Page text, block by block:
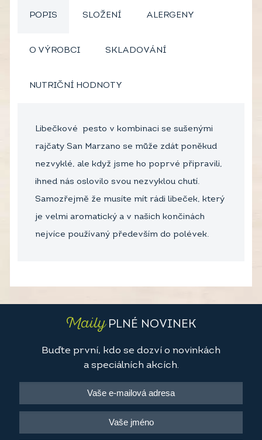
POPIS SLOŽENÍ ALERGENY
O VÝROBCI SKLADOVÁNÍ
NUTRIČNÍ HODNOTY
Libečkové pesto v kombinaci se sušenými
rajčaty San Marzano se může zdát poněkud
nezvyklé, ale když jsme ho poprvé připravili,
ihned nás oslovilo svou nezvyklou chutí.
Samozřejmě že musíte mít rádi libeček, který
je velmi aromatický a v našich končinách
nejvíce používaný především do polévek.
MailyPLNÉ NOVINEK
Buďte první, kdo se dozví o novinkách
a speciálních akcích.